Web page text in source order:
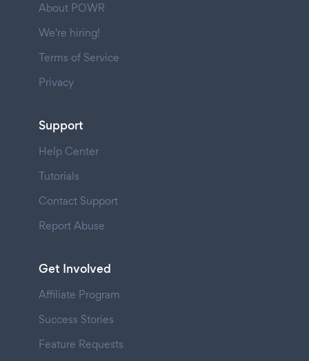
About POWR
We're hiring!
Terms of Service
Privacy
Support
Help Center
Tutorials
Contact Support
Report Abuse
Get Involved
Affiliate Program
Success Stories
Feature Requests